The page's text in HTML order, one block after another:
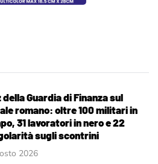
della Guardia di Finanza sul
romano: oltre 100 militari in
31 lavoratori in nero e 22
sugli scontrini
2026